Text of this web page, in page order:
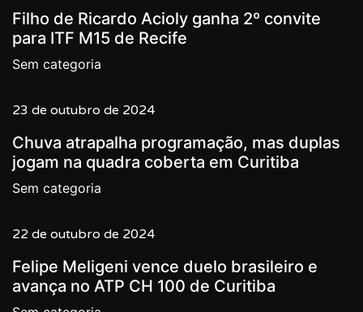
Filho de Ricardo Acioly ganha 2º convite
para ITF M15 de Recife
Sem categoria
23 de outubro de 2024
Chuva atrapalha programação, mas duplas
jogam na quadra coberta em Curitiba
Sem categoria
22 de outubro de 2024
Felipe Meligeni vence duelo brasileiro e
avança no ATP CH 100 de Curitiba